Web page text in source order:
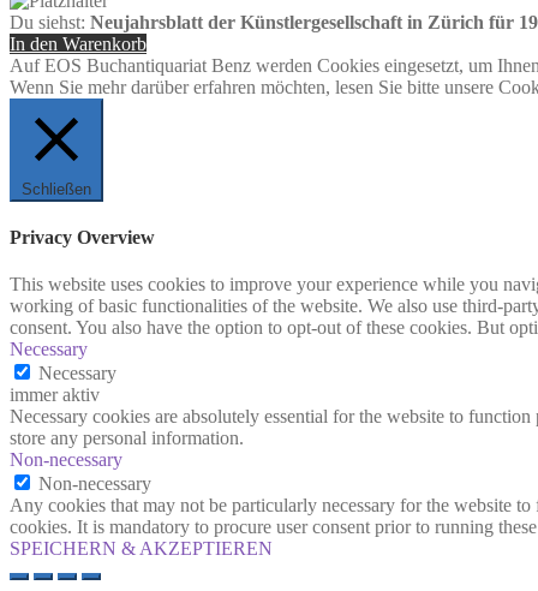
Du siehst: Neujahrsblatt der Künstlergesellschaft in Zürich für
In den Warenkorb
Auf EOS Buchantiquariat Benz werden Cookies eingesetzt, um
Wenn Sie mehr darüber erfahren möchten, lesen Sie bitte unsere
Schließen
Privacy Overview
This website uses cookies to improve your experience while you
working of basic functionalities of the website. We also use third-
consent. You also have the option to opt-out of these cookies. But
Necessary
Necessary
immer aktiv
Necessary cookies are absolutely essential for the website to
store any personal information.
Non-necessary
Non-necessary
Any cookies that may not be particularly necessary for the website
cookies. It is mandatory to procure user consent prior to running
SPEICHERN & AKZEPTIEREN